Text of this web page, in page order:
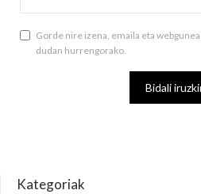
Gorde nire izena, emaila eta
dudan hurrengorako.
Kategoriak